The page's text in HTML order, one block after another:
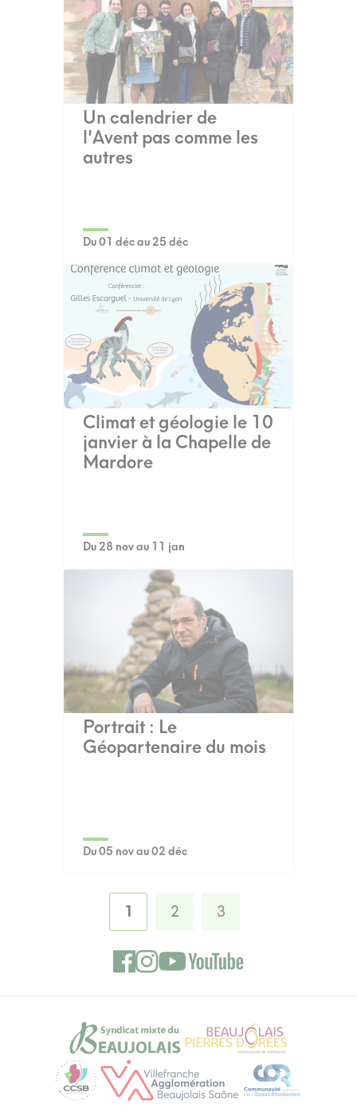
Un calendrier de
l'Avent pas comme les
autres
Du 01 déc au 25 déc
Climat et géologie le 10
janvier à la Chapelle de
Mardore
Du 28 nov au 11 jan
Portrait : Le
Géopartenaire du mois
Du 05 nov au 02 déc
1 2 3